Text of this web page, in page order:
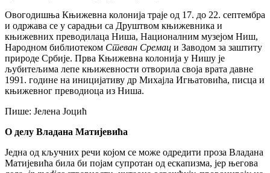
Овогодишња Књижевна колонија траје од 17. до 22. септембра
и одржава се у сарадњи са Друштвом књижевника и
књижевних преводилаца Ниша, Националним музејом Ниш,
Народном библиотеком Стеван Сремац и Заводом за заштиту
природе Србије. Прва Књижевна колонија у Нишу је
љубитељима лепе књижевности отворила своја врата давне
1991. године на иницијативу др Михајла Игњатовића, писца и
књижевног преводиоца из Ниша.
Пише: Јелена Јоцић
О делу Владана Матијевића
Једна од кључних речи којом се може одредити проза Владана
Матијевића била би појам супротан од ескапизма, јер његова